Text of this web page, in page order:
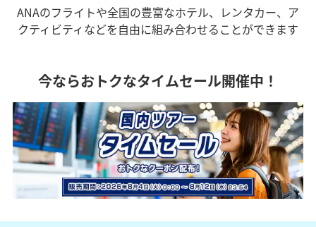
ANAのフライトや全国の豊富なホテル、レンタカー、ア
クティビティなどを自由に組み合わせることができます
今ならおトクなタイムセール開催中！